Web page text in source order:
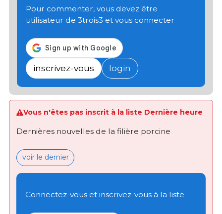
Pour commenter, vous devez être
utilisateur de 3trois3 et vous connecter
inscrivez-vous login
Vous n'êtes pas inscrit à la liste Dernière heure
Dernières nouvelles de la filière porcine
voir le dernier
Connectez-vous et inscrivez-vous à la liste